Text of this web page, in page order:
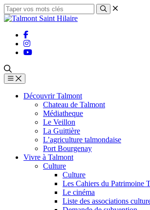
Découvrir Talmont
Chateau de Talmont
Médiatheque
Le Veillon
La Guittière
L’agriculture talmondaise
Port Bourgenay
Vivre à Talmont
Culture
Culture
Les Cahiers du Patrimoine
Le cinéma
Liste des associations